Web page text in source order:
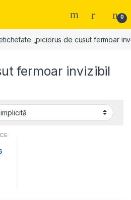
0
„piciorus de cusut fermoar
fermoar invizibil